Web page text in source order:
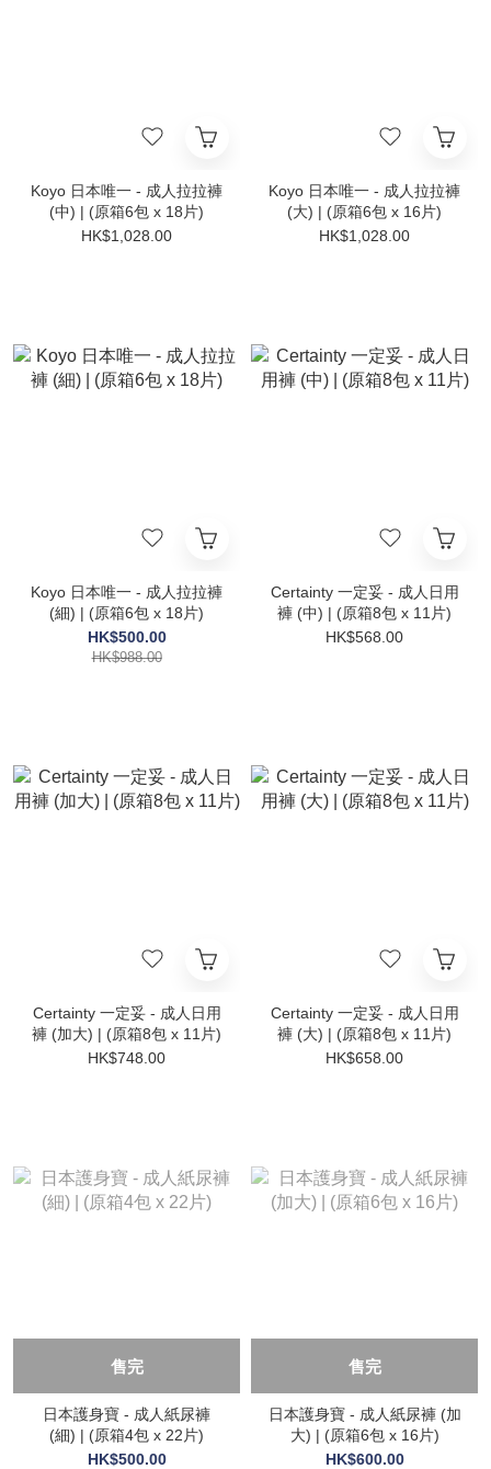
Koyo 日本唯一 - 成人拉拉褲
(中) | (原箱6包 x 18片)
HK$1,028.00
Koyo 日本唯一 - 成人拉拉褲
(大) | (原箱6包 x 16片)
HK$1,028.00
Koyo 日本唯一 - 成人拉拉褲
(細) | (原箱6包 x 18片)
HK$500.00
HK$988.00
Certainty 一定妥 - 成人日用
褲 (中) | (原箱8包 x 11片)
HK$568.00
Certainty 一定妥 - 成人日用
褲 (加大) | (原箱8包 x 11片)
HK$748.00
Certainty 一定妥 - 成人日用
褲 (大) | (原箱8包 x 11片)
HK$658.00
售完
日本護身寶 - 成人紙尿褲
(細) | (原箱4包 x 22片)
HK$500.00
售完
日本護身寶 - 成人紙尿褲 (加
大) | (原箱6包 x 16片)
HK$600.00